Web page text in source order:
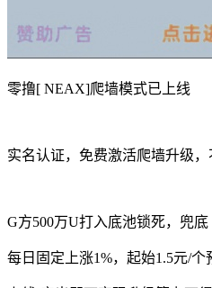
零撸[ NEAX]爬墙模式已上线
实名认证，免费激活爬墙升级
G方500万U打入底池锁死，兜底
每日固定上涨1%，起始1.5元/个